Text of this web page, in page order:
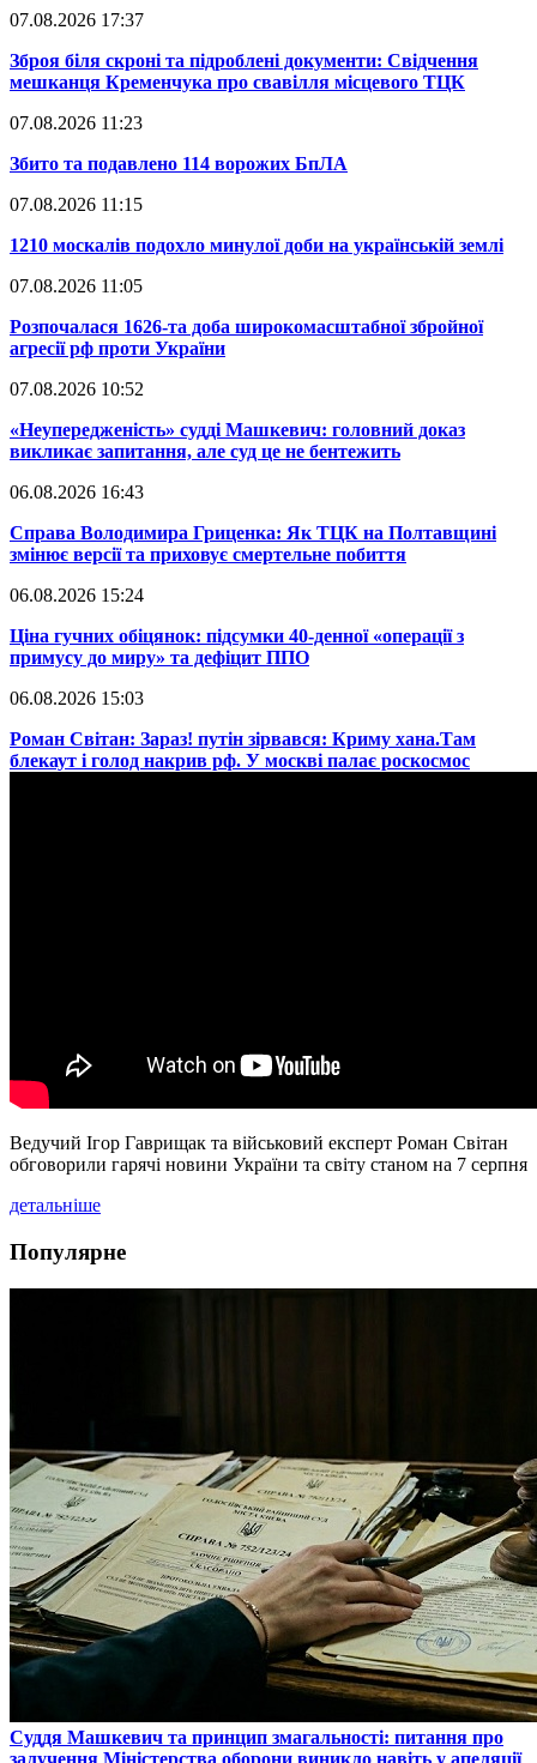
07.08.2026 17:37
​Зброя біля скроні та підроблені документи: Свідчення
мешканця Кременчука про свавілля місцевого ТЦК
07.08.2026 11:23
​Збито та подавлено 114 ворожих БпЛА
07.08.2026 11:15
​1210 москалів подохло минулої доби на українській землі
07.08.2026 11:05
​Розпочалася 1626-та доба широкомасштабної збройної
агресії рф проти України
07.08.2026 10:52
​«Неупередженість» судді Машкевич: головний доказ
викликає запитання, але суд це не бентежить
06.08.2026 16:43
​Справа Володимира Гриценка: Як ТЦК на Полтавщині
змінює версії та приховує смертельне побиття
06.08.2026 15:24
​Ціна гучних обіцянок: підсумки 40-денної «операції з
примусу до миру» та дефіцит ППО
06.08.2026 15:03
​Роман Світан: Зараз! путін зірвався: Криму хана.Там
блекаут і голод накрив рф. У москві палає роскосмос
Ведучий Ігор Гаврищак та військовий експерт Роман Світан
обговорили гарячі новини України та світу станом на 7 серпня
детальніше
Популярне
​Суддя Машкевич та принцип змагальності: питання про
залучення Міністерства оборони виникло навіть у апеляції